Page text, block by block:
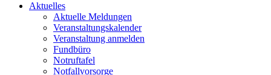
Aktuelles
Aktuelle Meldungen
Veranstaltungskalender
Veranstaltung anmelden
Fundbüro
Notruftafel
Notfallvorsorge